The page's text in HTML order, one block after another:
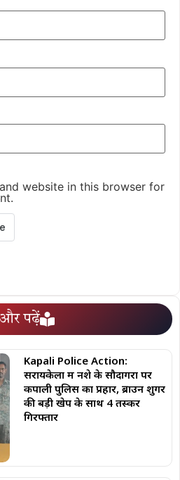
website in this browser for
और पढ़ें
Kapali Police Action:
सरायकेला में नशे के सौदागरों पर
कपाली पुलिस का प्रहार, ब्राउन शुगर
की बड़ी खेप के साथ 4 तस्कर
गिरफ्तार